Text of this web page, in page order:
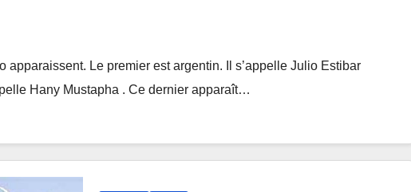
apparaissent. Le premier est argentin. Il s’appelle Julio Estibar
Hany Mustapha . Ce dernier apparaît…